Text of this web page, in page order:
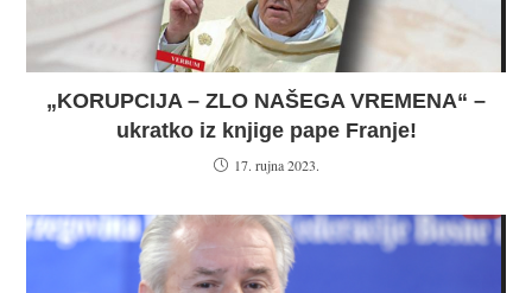
„KORUPCIJA – ZLO NAŠEGA VREMENA“ –
ukratko iz knjige pape Franje!
17. rujna 2023.